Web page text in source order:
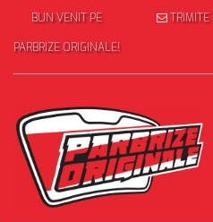
BUN VENIT PE
PARBRIZE ORIGINALE!